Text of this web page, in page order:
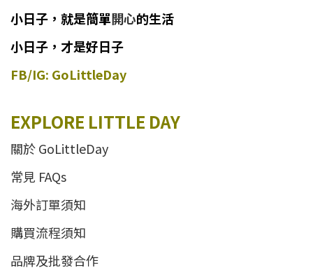
小日子 ， 就是簡單開心的生活
小日子，才是好日子
FB/IG: GoLittleDay
EXPLORE LITTLE DAY
關於 GoLittleDay
常見 FAQs
海外訂單須知
購買流程須知
品牌及批發合作